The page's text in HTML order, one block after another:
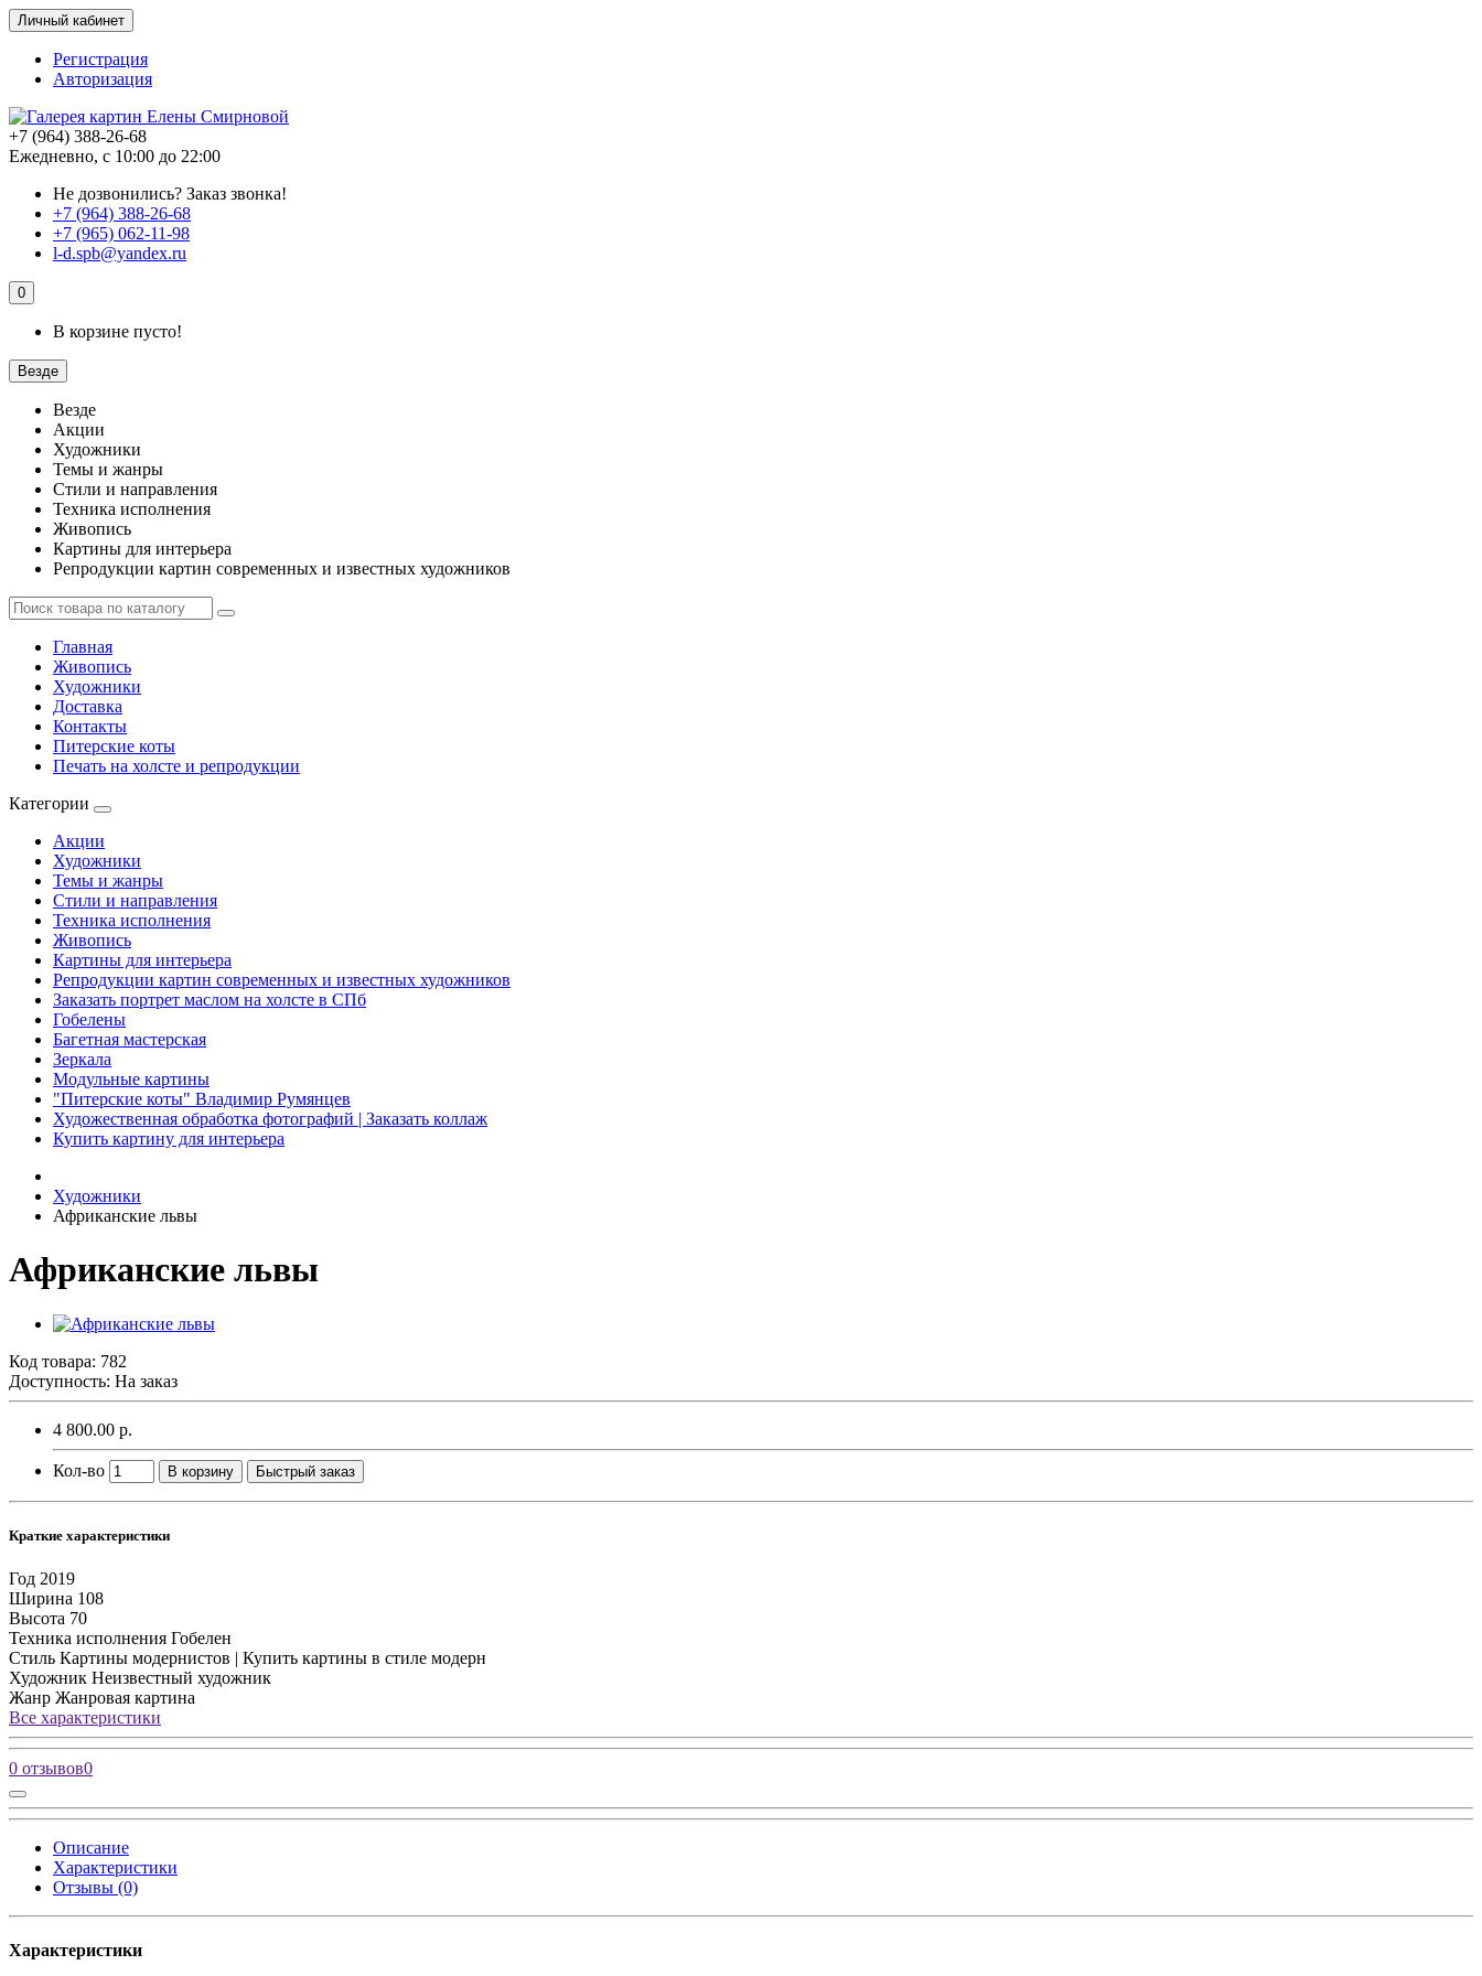
Личный кабинет
Регистрация
Авторизация
+7 (964) 388-26-68
Ежедневно, с 10:00 до 22:00
Не дозвонились? Заказ звонка!
+7 (964) 388-26-68
+7 (965) 062-11-98
l-d.spb@yandex.ru
0
В корзине пусто!
Везде
Везде
Акции
Художники
Темы и жанры
Стили и направления
Техника исполнения
Живопись
Картины для интерьера
Репродукции картин современных и известных художников
Главная
Живопись
Художники
Доставка
Контакты
Питерские коты
Печать на холсте и репродукции
Категории
Акции
Художники
Темы и жанры
Стили и направления
Техника исполнения
Живопись
Картины для интерьера
Репродукции картин современных и известных художников
Заказать портрет маслом на холсте в СПб
Гобелены
Багетная мастерская
Зеркала
Модульные картины
"Питерские коты" Владимир Румянцев
Художественная обработка фотографий | Заказать коллаж
Купить картину для интерьера
Художники
Африканские львы
Африканские львы
Код товара: 782
Доступность: На заказ
4 800.00 р.
Кол-во В корзину Быстрый заказ
Краткие характеристики
Год 2019
Ширина 108
Высота 70
Техника исполнения Гобелен
Стиль Картины модернистов | Купить картины в стиле модерн
Художник Неизвестный художник
Жанр Жанровая картина
Все характеристики
0 отзывов0
Описание
Характеристики
Отзывы (0)
Характеристики